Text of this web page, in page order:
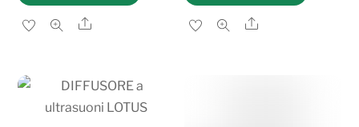
Share Share